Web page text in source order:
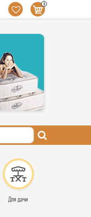
0
Для дачи